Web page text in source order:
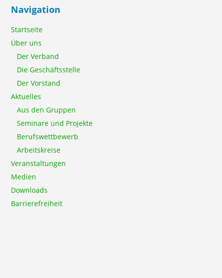
Navigation
Startseite
Über uns
Der Verband
Die Geschäftsstelle
Der Vorstand
Aktuelles
Aus den Gruppen
Seminare und Projekte
Berufswettbewerb
Arbeitskreise
Veranstaltungen
Medien
Downloads
Barrierefreiheit